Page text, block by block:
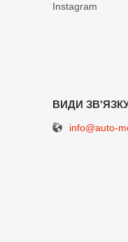
Іnstagram
info@auto-